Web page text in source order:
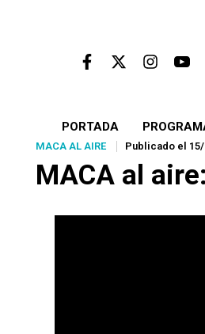
PORTADA
MACA AL AIRE Publicado el
MACA al